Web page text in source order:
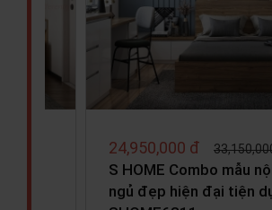
27,990,000 đ
S HOME Combo mẫu
ngủ cho bé đẹp hiện